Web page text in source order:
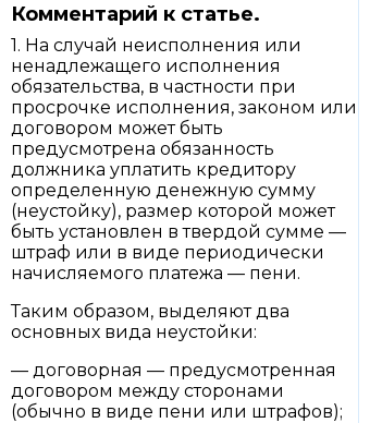
Комментарий к статье.
1. На случай неисполнения или
ненадлежащего исполнения
обязательства, в частности при
просрочке исполнения, законом или
договором может быть
предусмотрена обязанность
должника уплатить кредитору
определенную денежную сумму
(неустойку), размер которой может
быть установлен в твердой сумме —
штраф или в виде периодически
начисляемого платежа — пени.
Таким образом, выделяют два
основных вида неустойки:
— договорная — предусмотренная
договором между сторонами
(обычно в виде пени или штрафов);